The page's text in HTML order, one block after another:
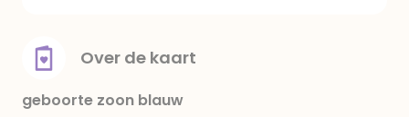
Over de kaart
geboorte zoon blauw